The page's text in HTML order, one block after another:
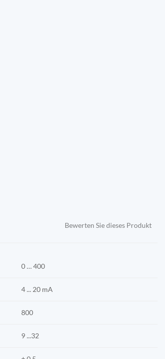
Bewerten Sie dieses Produkt
0 … 400
4 ... 20 mA
800
9 ...32